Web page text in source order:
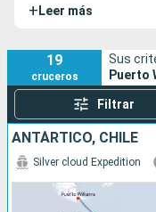
+ Leer más
19
cruceros
Sus
Puerto
Filtrar
ANTÁRTICO, CHILE
Silver cloud Expedition